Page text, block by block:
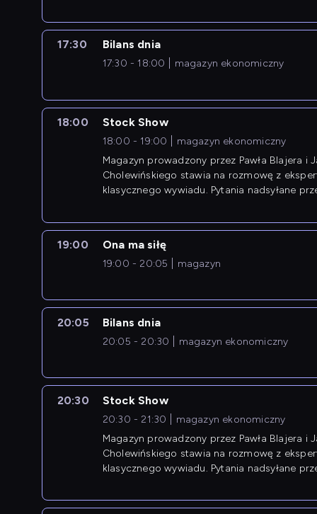
17:30 Bilans dnia
17:30 - 18:00 magazyn ekonomiczny
18:00 Stock Show
18:00 - 19:00
magazyn ekonomiczny
Magazyn prowadzony przez Pawła Blajera i
Cholewińskiego stawia na rozmowę z
klasycznego wywiadu. Pytania nadsyłane
19:00 Ona ma siłę
19:00 - 20:05 magazyn
20:05 Bilans dnia
20:05 - 20:30 magazyn ekonomiczny
20:30 Stock Show
20:30 - 21:30
magazyn ekonomiczny
Magazyn prowadzony przez Pawła Blajera i
Cholewińskiego stawia na rozmowę z
klasycznego wywiadu. Pytania nadsyłane